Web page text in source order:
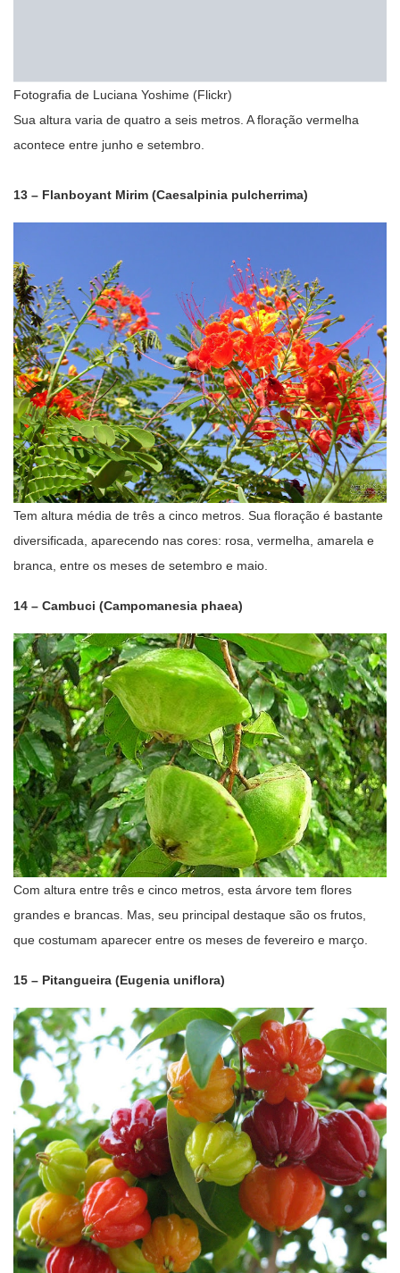
Fotografia de Luciana Yoshime (Flickr)
Sua altura varia de quatro a seis metros. A floração vermelha
acontece entre junho e setembro.
13 – Flanboyant Mirim (Caesalpinia pulcherrima)
Tem altura média de três a cinco metros. Sua floração é bastante
diversificada, aparecendo nas cores: rosa, vermelha, amarela e
branca, entre os meses de setembro e maio.
14 – Cambuci (Campomanesia phaea)
Com altura entre três e cinco metros, esta árvore tem flores
grandes e brancas. Mas, seu principal destaque são os frutos,
que costumam aparecer entre os meses de fevereiro e março.
15 – Pitangueira (Eugenia uniflora)